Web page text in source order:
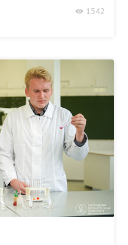
1542